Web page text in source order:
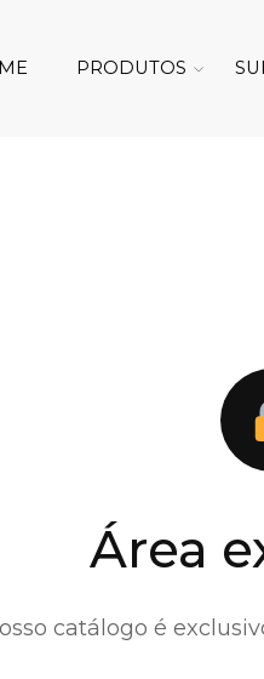
PRODUTOS
Área
catálogo é